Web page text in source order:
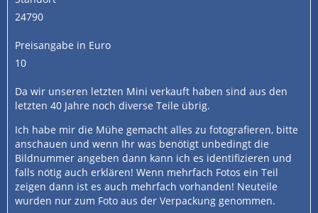
24790
Preisangabe in Euro
10
Da wir unseren letzten Mini verkauft haben sind aus den
letzten 40 Jahre noch diverse Teile übrig.
Ich habe mir die Mühe gemacht alles zu fotografieren, bitte
anschauen und wenn Ihr was benötigt unbedingt die
Bildnummer angeben dann kann ich es identifizieren und
falls nötig auch erklären! Wenn mehrfach Fotos ein Teil
zeigen dann ist es auch mehrfach vorhanden! Neuteile
wurden nur zum Foto aus der Verpackung genommen.